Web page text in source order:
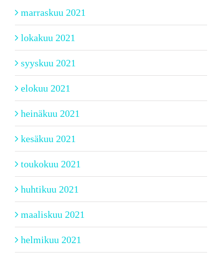
marraskuu 2021
lokakuu 2021
syyskuu 2021
elokuu 2021
heinäkuu 2021
kesäkuu 2021
toukokuu 2021
huhtikuu 2021
maaliskuu 2021
helmikuu 2021